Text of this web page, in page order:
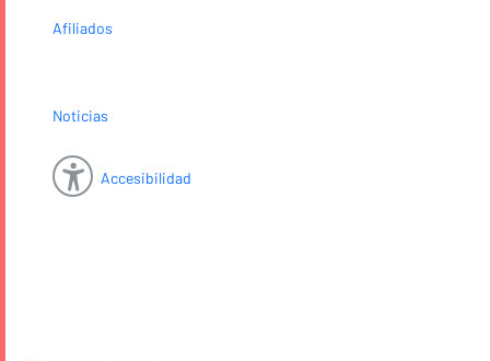
Afiliados
Noticias
Accesibilidad